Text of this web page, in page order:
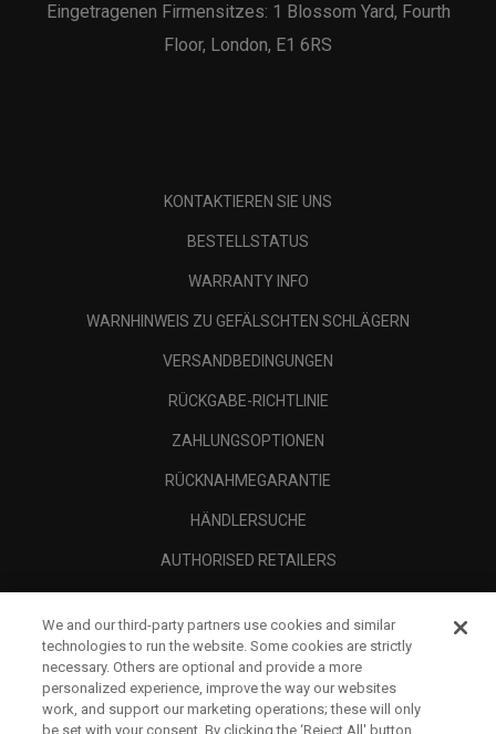
Eingetragenen Firmensitzes: 1 Blossom Yard, Fourth
Floor, London, E1 6RS
KONTAKTIEREN SIE UNS
BESTELLSTATUS
WARRANTY INFO
WARNHINWEIS ZU GEFÄLSCHTEN SCHLÄGERN
VERSANDBEDINGUNGEN
RÜCKGABE-RICHTLINIE
ZAHLUNGSOPTIONEN
RÜCKNAHMEGARANTIE
HÄNDLERSUCHE
AUTHORISED RETAILERS
UNTERNEHMENSPROFIL
RECHTLICHES-
We and our third-party partners use cookies and similar
technologies to run the website. Some cookies are strictly
necessary. Others are optional and provide a more
personalized experience, improve the way our websites
work, and support our marketing operations; these will only
be set with your consent. By clicking the ‘Reject All' button